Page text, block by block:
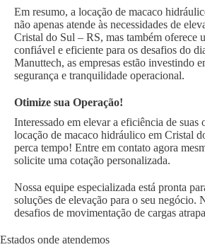
Em resumo, a locação de macaco
não apenas atende às necessidades de
Cristal do Sul – RS, mas também oferece
confiável e eficiente para os desafios do
Manuttech, as empresas estão investindo
segurança e tranquilidade operacional.
Otimize sua Operação!
Interessado em elevar a eficiência de suas
locação de macaco hidráulico em Cristal
perca tempo! Entre em contato agora
solicite uma cotação personalizada.
Nossa equipe especializada está pronta
soluções de elevação para o seu negócio.
desafios de movimentação de cargas
Estados onde atendemos